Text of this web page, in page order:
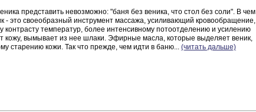
представить невозможно: "баня без веника, что стол без соли". В чем
- это своеобразный инструмент массажа, усиливающий кровообращение,
температур, более интенсивному потоотделению и усилению
кожу, вымывает из нее шлаки. Эфирные масла, которые выделяет веник,
старению кожи. Так что прежде, чем идти в баню... (читать дальше)